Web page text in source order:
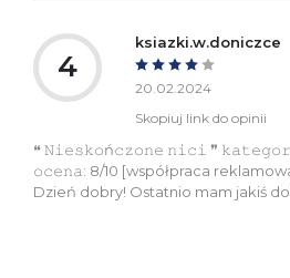
4
ksiazki.w.doniczce
20.02.2024
Skopiuj link do opinii
❝ 𝙽𝚒𝚎𝚜𝚔𝚘ń𝚌𝚣𝚘𝚗𝚎 𝚗𝚒𝚌𝚒 ❞
𝚘𝚌𝚎𝚗𝚊: 8/10 [współpraca
Dzień dobry! Ostatnio mam jakiś